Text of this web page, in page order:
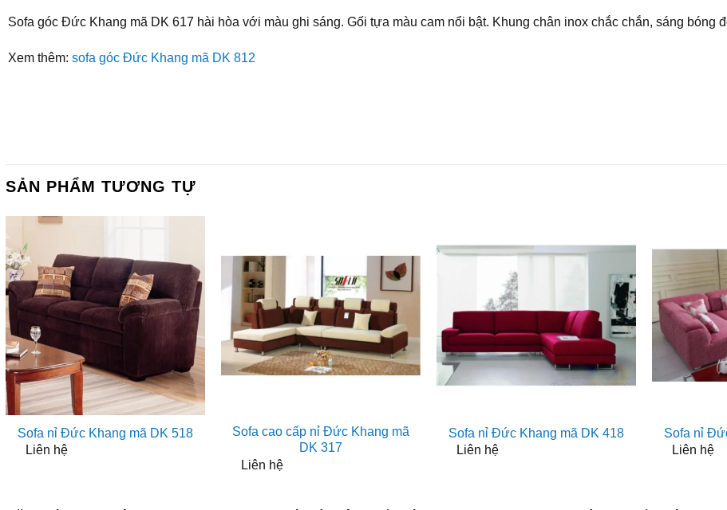
Sofa góc Đức Khang mã DK 617 hài hòa với màu ghi sáng. Gối tựa màu cam nổi bật. Khung chân inox chắc chắn, sáng bóng
Xem thêm: sofa góc Đức Khang mã DK 812
SẢN PHẨM TƯƠNG TỰ
Sofa nỉ Đức Khang mã DK 518
Liên hệ
Sofa cao cấp nỉ Đức Khang mã
DK 317
Liên hệ
Sofa nỉ Đức Khang mã DK 418
Liên hệ
Sofa nỉ
Liên hệ